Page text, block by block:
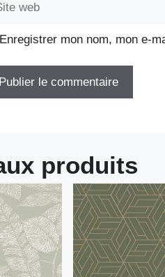
Enregistrer mon nom, mon e-
produits